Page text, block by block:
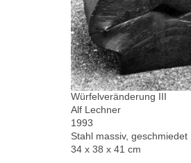
Würfelveränderung III
Alf Lechner
1993
Stahl massiv, geschmiedet
34 x 38 x 41 cm